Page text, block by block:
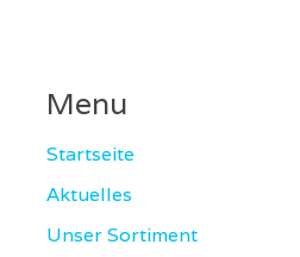
Menu
Startseite
Aktuelles
Unser Sortiment